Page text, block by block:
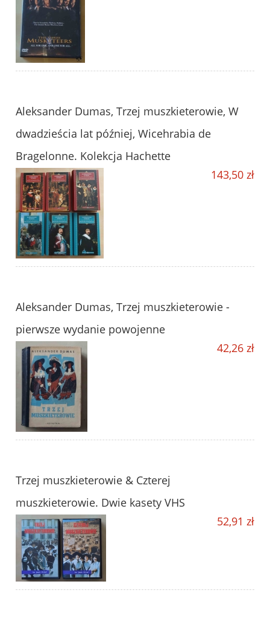
Aleksander Dumas, Trzej muszkieterowie, W
dwadzieścia lat później, Wicehrabia de
Bragelonne. Kolekcja Hachette
143,50 zł
Aleksander Dumas, Trzej muszkieterowie -
pierwsze wydanie powojenne
42,26 zł
Trzej muszkieterowie & Czterej
muszkieterowie. Dwie kasety VHS
52,91 zł